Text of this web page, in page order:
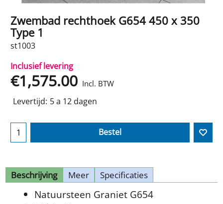
Zwembad rechthoek G654 450 x 350
Type 1
st1003
Inclusief levering
€1,575.00 Incl. BTW
Levertijd: 5 a 12 dagen
Bestel
Beschrijving Meer Specificaties
Natuursteen Graniet G654